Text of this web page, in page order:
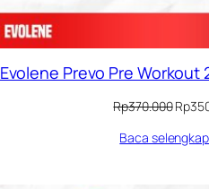
Evolene Prevo Pre Workout
Rp370.000Harga
Rp
Baca